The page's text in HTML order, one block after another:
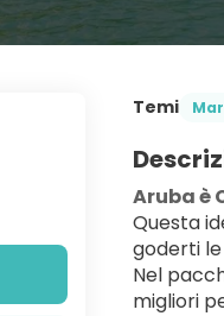
Temi
Aruba è
Questa
goderti
Nel
migliori